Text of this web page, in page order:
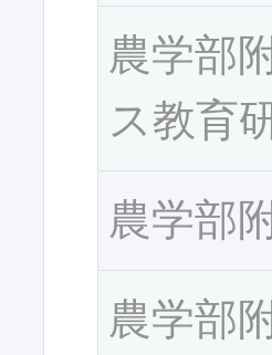
農学部
ス教育
農学部
農学部